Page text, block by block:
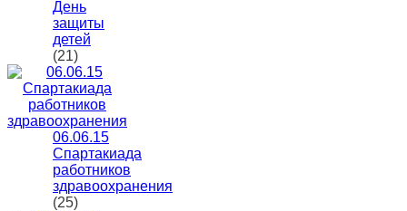
День
защиты
детей
(21)
06.06.15
Спартакиада
работников
здравоохранения
(25)